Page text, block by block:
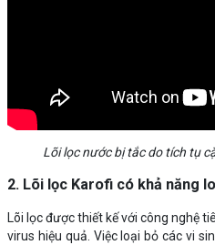
Lõi lọc nước bị tắc do tích tụ
2. Lõi lọc Karofi có khả năng
Lõi lọc được thiết kế với công nghệ
virus hiệu quả. Việc loại bỏ các vi